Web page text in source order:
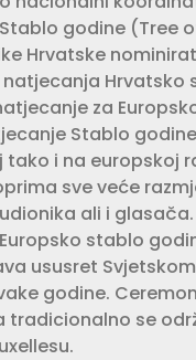
godine (Tree
Hrvatske
Hrvatsko
za
Stablo
i na europskoj
sve veće
ali i glasača.
stablo
ususret
godine.
tradicionalno se